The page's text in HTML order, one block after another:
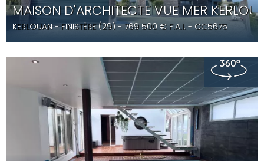
MAISON D'ARCHITECTE VUE MER
KERLOUAN- FINISTÈRE (29) -769 500 € F.A.I. - CC5675